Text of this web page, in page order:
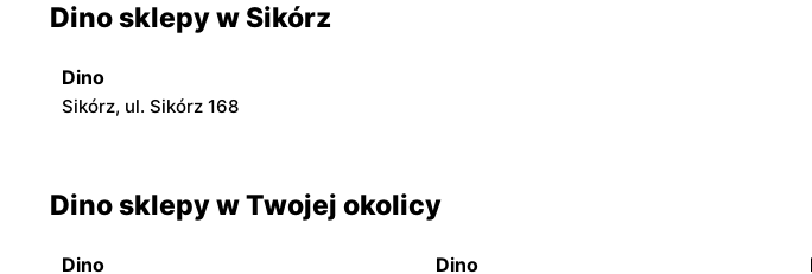
Dino sklepy w Sikórz
Dino
Sikórz, ul. Sikórz 168
Dino sklepy w Twojej okolicy
Dino Dino